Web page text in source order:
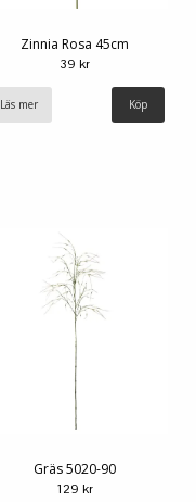
Zinnia Rosa 45cm
39 kr
Läs mer
Gräs 5020-90
129 kr